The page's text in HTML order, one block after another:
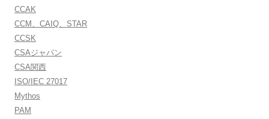
CCAK
CCM、CAIQ、STAR
CCSK
CSAジャパン
CSA関西
ISO/IEC 27017
Mythos
PAM